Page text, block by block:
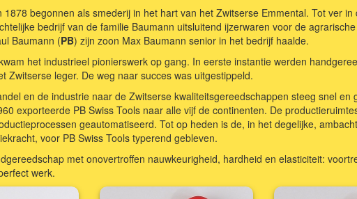
1878 begonnen als smederij in het hart van het Zwitserse Emmental. Tot ver in
bedrijf van de familie Baumann uitsluitend ijzerwaren voor de
Baumann (PB) zijn zoon Max Baumann senior in het bedrijf haalde.
het industrieel pionierswerk op gang. In eerste instantie werden
Zwitserse leger. De weg naar succes was uitgestippeld.
en de industrie naar de Zwitserse kwaliteitsgereedschappen steeg snel en
exporteerde PB Swiss Tools naar alle vijf de continenten. De
geautomatiseerd. Tot op heden is de, in het degelijke,
voor PB Swiss Tools typerend gebleven.
met onovertroffen nauwkeurigheid, hardheid en elasticiteit:
werk.